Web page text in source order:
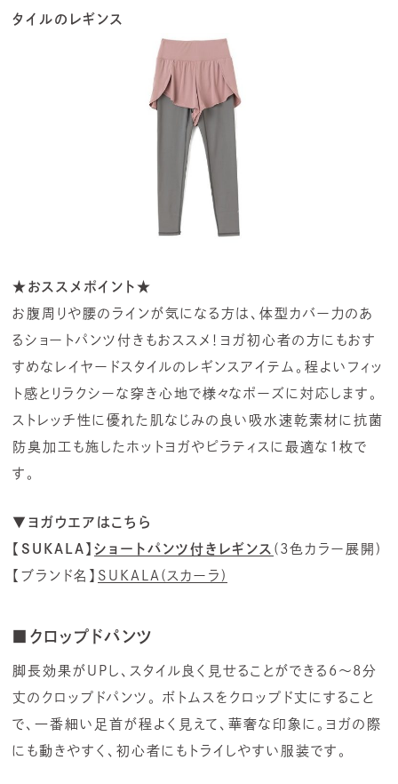
タイルのレギンス
★おススメポイント★
お腹周りや腰のラインが気になる方は、体型カバー力のあ
るショートパンツ付きもおススメ！ヨガ初心者の方にもおす
すめなレイヤードスタイルのレギンスアイテム。程よいフィッ
ト感とリラクシーな穿き心地で様々なポーズに対応します。
ストレッチ性に優れた肌なじみの良い吸水速乾素材に抗菌
防臭加工も施したホットヨガや ピラティス に最適な1枚で
す。
▼ヨガウエアはこちら
【SUKALA】 ショートパンツ付きレギンス (3色カラー展開)
【ブランド名】 SUKALA(スカーラ)
■クロップドパンツ
脚長効果がUPし、スタイル良く見せることができる6〜8分
丈のクロップドパンツ。 ボトムスをクロップド丈にすること
で、一番細い足首が程よく見えて、華奢な印象に。ヨガの際
にも動きやすく、初心者にもトライしやすい服装です。